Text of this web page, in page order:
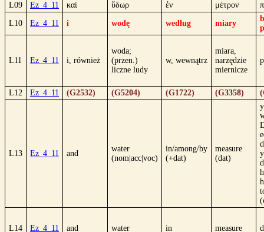
L09
Ez_4_11 καί ὕδωρ ἐν μέτρον
L10 Ez_4_11 i wodę według miary
L11 Ez_4_11 i, również
woda;
(przen.)
liczne ludy
w, wewnątrz
miara,
narzędzie
miernicze
L12 Ez_4_11 (G2532) (G5204) (G1722) (G3358)
L13 Ez_4_11 and
water
(nom|acc|voc)
in/among/by
(+dat)
measure
(dat)
L14 Ez_4_11 and water in measure